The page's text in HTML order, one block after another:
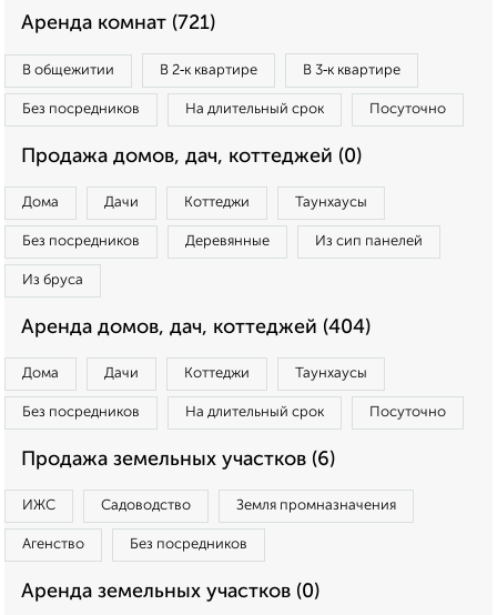
Аренда комнат (721)
В общежитии В 2‑к квартире В 3‑к квартире
Без посредников На длительный срок Посуточно
Продажа домов, дач, коттеджей (0)
Дома Дачи Коттеджи Таунхаусы
Без посредников Деревянные Из сип панелей
Из бруса
Аренда домов, дач, коттеджей (404)
Дома Дачи Коттеджи Таунхаусы
Без посредников На длительный срок Посуточно
Продажа земельных участков (6)
ИЖС Садоводство Земля промназначения
Агенство Без посредников
Аренда земельных участков (0)